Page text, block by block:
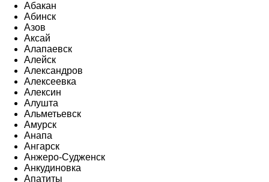
Абакан
Абинск
Азов
Аксай
Алапаевск
Алейск
Александров
Алексеевка
Алексин
Алушта
Альметьевск
Амурск
Анапа
Ангарск
Анжеро-Судженск
Анкудиновка
Апатиты